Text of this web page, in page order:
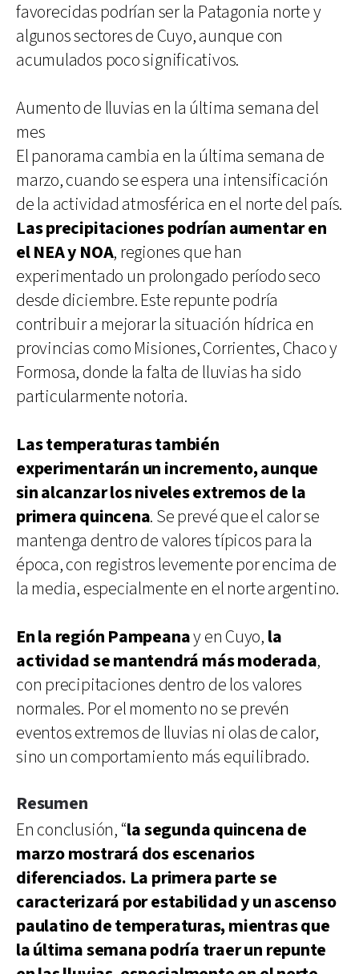
favorecidas podrían ser la Patagonia norte y
algunos sectores de Cuyo, aunque con
acumulados poco significativos.
Aumento de lluvias en la última semana del
mes
El panorama cambia en la última semana de
marzo, cuando se espera una intensificación
de la actividad atmosférica en el norte del país.
Las precipitaciones podrían aumentar en
el NEA y NOA, regiones que han
experimentado un prolongado período seco
desde diciembre. Este repunte podría
contribuir a mejorar la situación hídrica en
provincias como Misiones, Corrientes, Chaco y
Formosa, donde la falta de lluvias ha sido
particularmente notoria.
Las temperaturas también
experimentarán un incremento, aunque
sin alcanzar los niveles extremos de la
primera quincena. Se prevé que el calor se
mantenga dentro de valores típicos para la
época, con registros levemente por encima de
la media, especialmente en el norte argentino.
En la región Pampeanay en Cuyo, la
actividad se mantendrá más moderada,
con precipitaciones dentro de los valores
normales. Por el momento no se prevén
eventos extremos de lluvias ni olas de calor,
sino un comportamiento más equilibrado.
Resumen
En conclusión, “la segunda quincena de
marzo mostrará dos escenarios
diferenciados. La primera parte se
caracterizará por estabilidad y un ascenso
paulatino de temperaturas, mientras que
la última semana podría traer un repunte